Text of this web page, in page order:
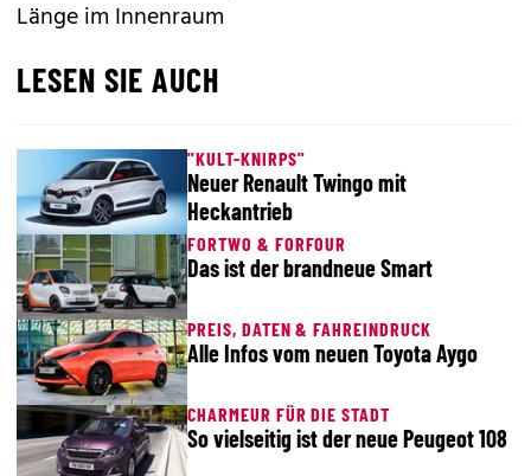
Länge im Innenraum
LESEN SIE AUCH
"KULT-KNIRPS"
Neuer Renault Twingo mit
Heckantrieb
FORTWO & FORFOUR
Das ist der brandneue Smart
PREIS, DATEN & FAHREINDRUCK
Alle Infos vom neuen Toyota Aygo
CHARMEUR FÜR DIE STADT
So vielseitig ist der neue Peugeot 108